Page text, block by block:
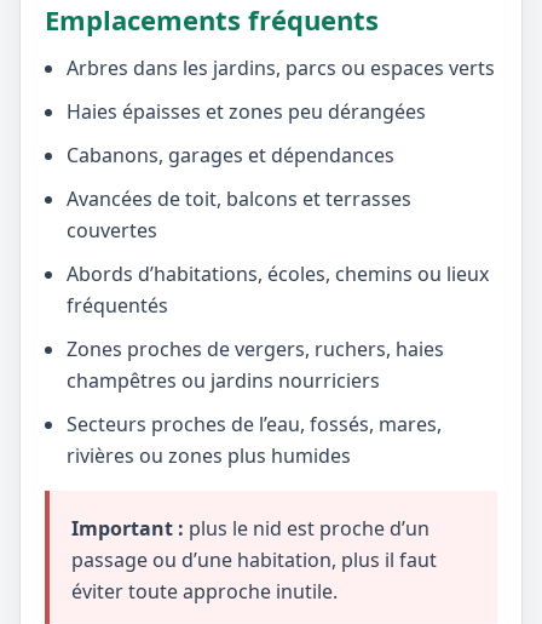
Emplacements fréquents
Arbres dans les jardins, parcs ou espaces verts
Haies épaisses et zones peu dérangées
Cabanons, garages et dépendances
Avancées de toit, balcons et terrasses
couvertes
Abords d’habitations, écoles, chemins ou lieux
fréquentés
Zones proches de vergers, ruchers, haies
champêtres ou jardins nourriciers
Secteurs proches de l’eau, fossés, mares,
rivières ou zones plus humides
Important : plus le nid est proche d’un
passage ou d’une habitation, plus il faut
éviter toute approche inutile.